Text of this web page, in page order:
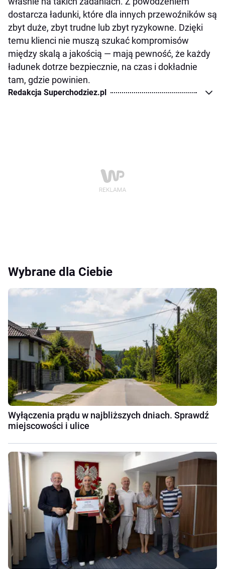
dostarcza ładunki, które dla innych przewoźników są
zbyt duże, zbyt trudne lub zbyt ryzykowne. Dzięki
temu klienci nie muszą szukać kompromisów
między skalą a jakością — mają pewność, że każdy
ładunek dotrze bezpiecznie, na czas i dokładnie
tam, gdzie powinien.
Redakcja Superchodziez.pl
Wybrane dla Ciebie
Wyłączenia prądu w najbliższych dniach. Sprawdź
miejscowości i ulice